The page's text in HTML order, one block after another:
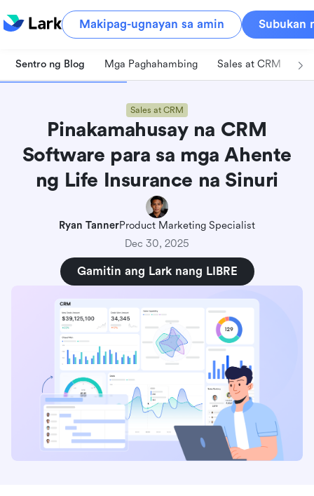
Makipag-ugnayan sa amin Subukan
Sentro ng Blog Mga Paghahambing Sales at CRM
Sales at CRM
Pinakamahusay na CRM
Software para sa mga Ahente
ng Life Insurance na Sinuri
Ryan TannerProduct Marketing Specialist
Dec 30, 2025
Gamitin ang Lark nang LIBRE